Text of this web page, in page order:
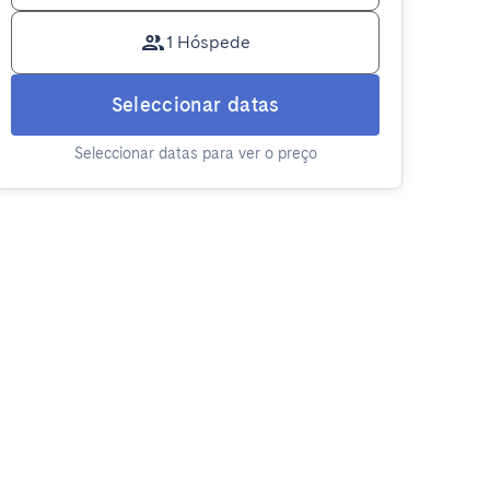
1 Hóspede
Seleccionar datas
Seleccionar datas para ver o preço